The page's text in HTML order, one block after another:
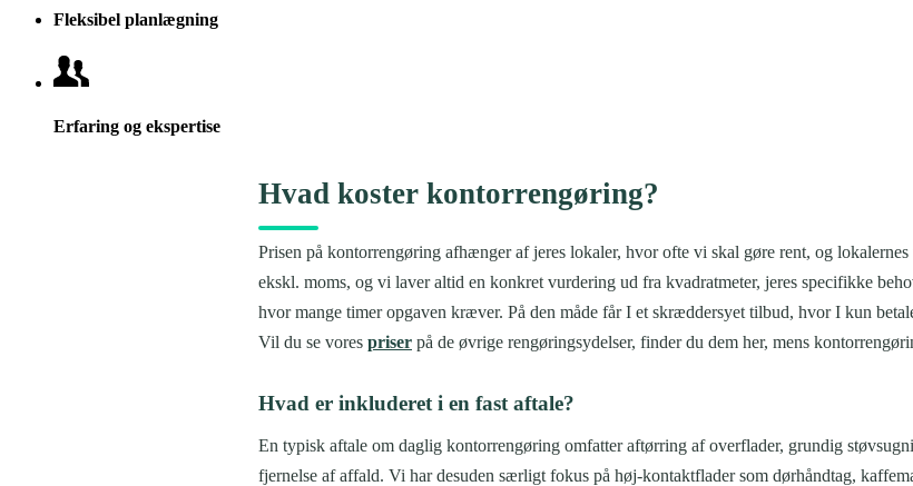
Fleksibel planlægning
Erfaring og ekspertise
Hvad koster kontorrengøring?
Prisen på kontorrengøring afhænger af jeres lokaler, hvor ofte vi skal gøre rent, og
ekskl. moms, og vi laver altid en konkret vurdering ud fra kvadratmeter, jeres specifikke
hvor mange timer opgaven kræver. På den måde får I et skræddersyet tilbud, hvor I kun
Vil du se vores priser på de øvrige rengøringsydelser, finder du dem her, mens
Hvad er inkluderet i en fast aftale?
En typisk aftale om daglig kontorrengøring omfatter aftørring af overflader, grundig
fjernelse af affald. Vi har desuden særligt fokus på høj-kontaktflader som dørhåndtag,